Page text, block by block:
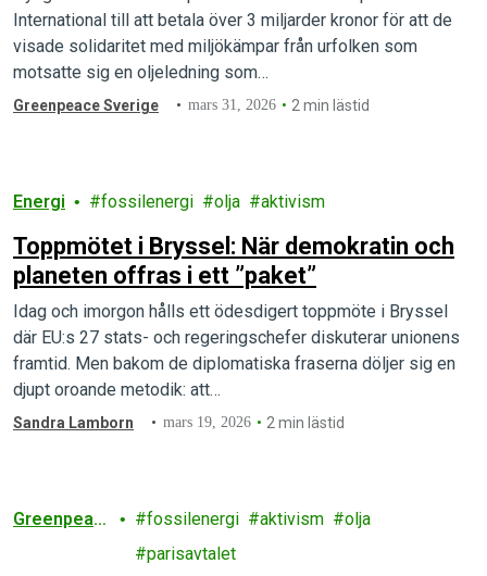
International till att betala över 3 miljarder kronor för att de
visade solidaritet med miljökämpar från urfolken som
motsatte sig en oljeledning som…
Greenpeace Sverige mars 31, 2026 2 min lästid
Energi fossilenergi olja aktivism
Toppmötet i Bryssel: När demokratin och
planeten offras i ett ”paket”
Idag och imorgon hålls ett ödesdigert toppmöte i Bryssel
där EU:s 27 stats- och regeringschefer diskuterar unionens
framtid. Men bakom de diplomatiska fraserna döljer sig en
djupt oroande metodik: att…
Sandra Lamborn mars 19, 2026 2 min lästid
Greenpeac
fossilenergi aktivism
olja
parisavtalet